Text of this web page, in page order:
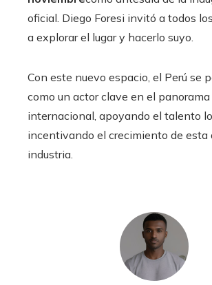
oficial. Diego Foresi invitó a todos
a explorar el lugar y hacerlo suyo.
Con este nuevo espacio, el Perú se
como un actor clave en el panorama
internacional, apoyando el talento
incentivando el crecimiento de esta
industria.